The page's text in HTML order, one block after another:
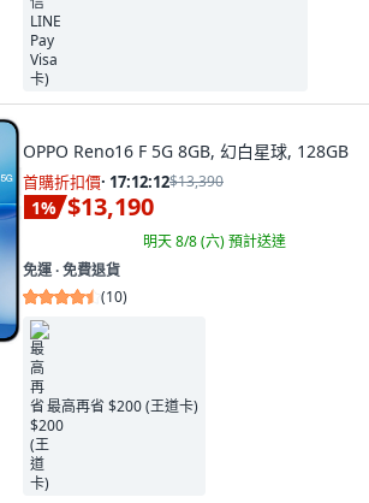
OPPO Reno16 F 5G 8GB, 幻白星球, 128GB
首購折扣價· 17:12:11$13,390
1% $13,190
明天 8/8 (六)預計送達
免運 ∙ 免費退貨
(10)
最高再省 $200 (王道卡)